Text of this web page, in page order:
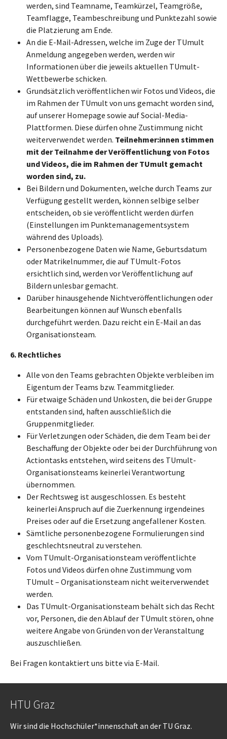
werden, sind Teamname, Teamkürzel, Teamgröße,
Teamflagge, Teambeschreibung und Punktezahl sowie
die Platzierung am Ende.
An die E-Mail-Adressen, welche im Zuge der TUmult
Anmeldung angegeben werden, werden wir
Informationen über die jeweils aktuellen TUmult-
Wettbewerbe schicken.
Grundsätzlich veröffentlichen wir Fotos und Videos, die
im Rahmen der TUmult von uns gemacht worden sind,
auf unserer Homepage sowie auf Social-Media-
Plattformen. Diese dürfen ohne Zustimmung nicht
weiterverwendet werden. Teilnehmer:innen stimmen
mit der Teilnahme der Veröffentlichung von Fotos
und Videos, die im Rahmen der TUmult gemacht
worden sind, zu.
Bei Bildern und Dokumenten, welche durch Teams zur
Verfügung gestellt werden, können selbige selber
entscheiden, ob sie veröffentlicht werden dürfen
(Einstellungen im Punktemanagementsystem
während des Uploads).
Personenbezogene Daten wie Name, Geburtsdatum
oder Matrikelnummer, die auf TUmult-Fotos
ersichtlich sind, werden vor Veröffentlichung auf
Bildern unlesbar gemacht.
Darüber hinausgehende Nichtveröffentlichungen oder
Bearbeitungen können auf Wunsch ebenfalls
durchgeführt werden. Dazu reicht ein E-Mail an das
Organisationsteam.
6. Rechtliches
Alle von den Teams gebrachten Objekte verbleiben im
Eigentum der Teams bzw. Teammitglieder.
Für etwaige Schäden und Unkosten, die bei der Gruppe
entstanden sind, haften ausschließlich die
Gruppenmitglieder.
Für Verletzungen oder Schäden, die dem Team bei der
Beschaffung der Objekte oder bei der Durchführung von
Actiontasks entstehen, wird seitens des TUmult-
Organisationsteams keinerlei Verantwortung
übernommen.
Der Rechtsweg ist ausgeschlossen. Es besteht
keinerlei Anspruch auf die Zuerkennung irgendeines
Preises oder auf die Ersetzung angefallener Kosten.
Sämtliche personenbezogene Formulierungen sind
geschlechtsneutral zu verstehen.
Vom TUmult-Organisationsteam veröffentlichte
Fotos und Videos dürfen ohne Zustimmung vom
TUmult – Organisationsteam nicht weiterverwendet
werden.
Das TUmult-Organisationsteam behält sich das Recht
vor, Personen, die den Ablauf der TUmult stören, ohne
weitere Angabe von Gründen von der Veranstaltung
auszuschließen.
Bei Fragen kontaktiert uns bitte via E-Mail.
HTU Graz
Wir sind die Hochschüler*innenschaft an der TU Graz.